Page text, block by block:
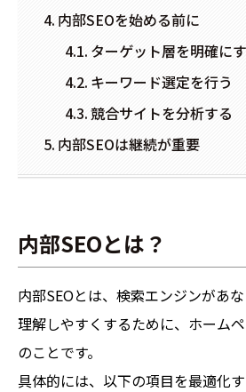
内部SEOを始める前に
ターゲット層を明確に
キーワード選定を行う
競合サイトを分析する
内部SEOは継続が重要
内部SEOとは？
内部SEOとは、検索エンジンがあ
理解しやすくするために、ホーム
のことです。
具体的には、以下の項目を最適化